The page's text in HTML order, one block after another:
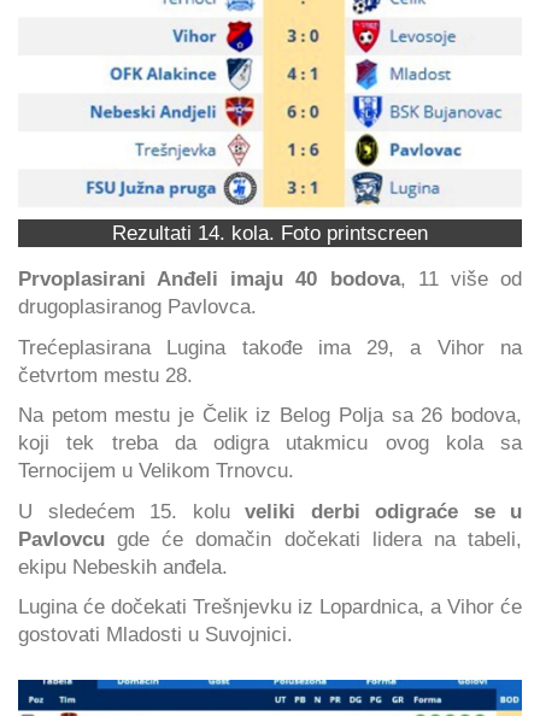
Rezultati 14. kola. Foto printscreen
Prvoplasirani Anđeli imaju 40 bodova, 11 više od
drugoplasiranog Pavlovca.
Trećeplasirana Lugina takođe ima 29, a Vihor na
četvrtom mestu 28.
Na petom mestu je Čelik iz Belog Polja sa 26 bodova,
koji tek treba da odigra utakmicu ovog kola sa
Ternocijem u Velikom Trnovcu.
U sledećem 15. kolu veliki derbi odigraće se u
Pavlovcu gde će domačin dočekati lidera na tabeli,
ekipu Nebeskih anđela.
Lugina će dočekati Trešnjevku iz Lopardnica, a Vihor će
gostovati Mladosti u Suvojnici.